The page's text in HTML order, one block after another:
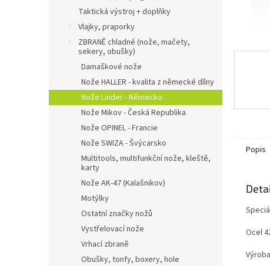
Taktická výstroj + doplňky
Vlajky, praporky
ZBRANĚ chladné (nože, mačety,
sekery, obušky)
Damaškové nože
Nože HALLER - kvalita z německé dílny
Nože Linder - Německo
Nože Mikov - Česká Republika
Nože OPINEL - Francie
Nože SWIZA - Švýcarsko
Multitools, multifunkční nože, kleště,
karty
Nože AK-47 (Kalašnikov)
Motýlky
Ostatní značky nožů
Vystřelovací nože
Vrhací zbraně
Obušky, tonfy, boxery, hole
Popis
Ocel